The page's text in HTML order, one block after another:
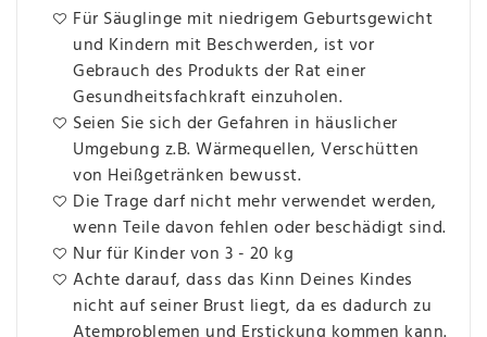
Für Säuglinge mit niedrigem Geburtsgewicht
und Kindern mit Beschwerden, ist vor
Gebrauch des Produkts der Rat einer
Gesundheitsfachkraft einzuholen.
Seien Sie sich der Gefahren in häuslicher
Umgebung z.B. Wärmequellen, Verschütten
von Heißgetränken bewusst.
Die Trage darf nicht mehr verwendet werden,
wenn Teile davon fehlen oder beschädigt sind.
Nur für Kinder von 3 - 20 kg
Achte darauf, dass das Kinn Deines Kindes
nicht auf seiner Brust liegt, da es dadurch zu